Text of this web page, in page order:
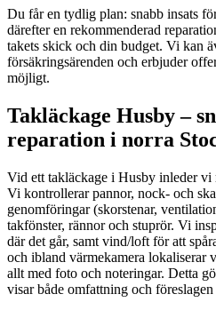
Du får en tydlig plan: snabb insats
därefter en rekommenderad
takets skick och din budget. Vi kan
försäkringsärenden och erbjuder
möjligt.
Takläckage Husby –
reparation i norra
Vid ett takläckage i Husby inleder
Vi kontrollerar pannor, nock- och
genomföringar (skorstenar,
takfönster, rännor och stuprör. Vi
där det går, samt vind/loft för att
och ibland värmekamera lokaliserar
allt med foto och noteringar. Detta
visar både omfattning och föreslagen